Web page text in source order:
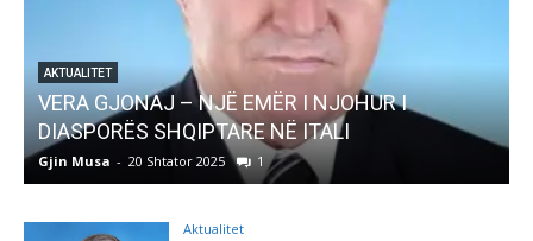
AKTUALITET
Pregaditi Gjin Musa-Rome- Shtator 2025
Gjin Musa - 8 Shtator 2025
Aktualitet